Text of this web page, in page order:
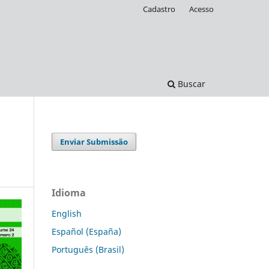
Buscar
Cadastro Acesso
Enviar Submissão
Idioma
English
Español (España)
Português (Brasil)